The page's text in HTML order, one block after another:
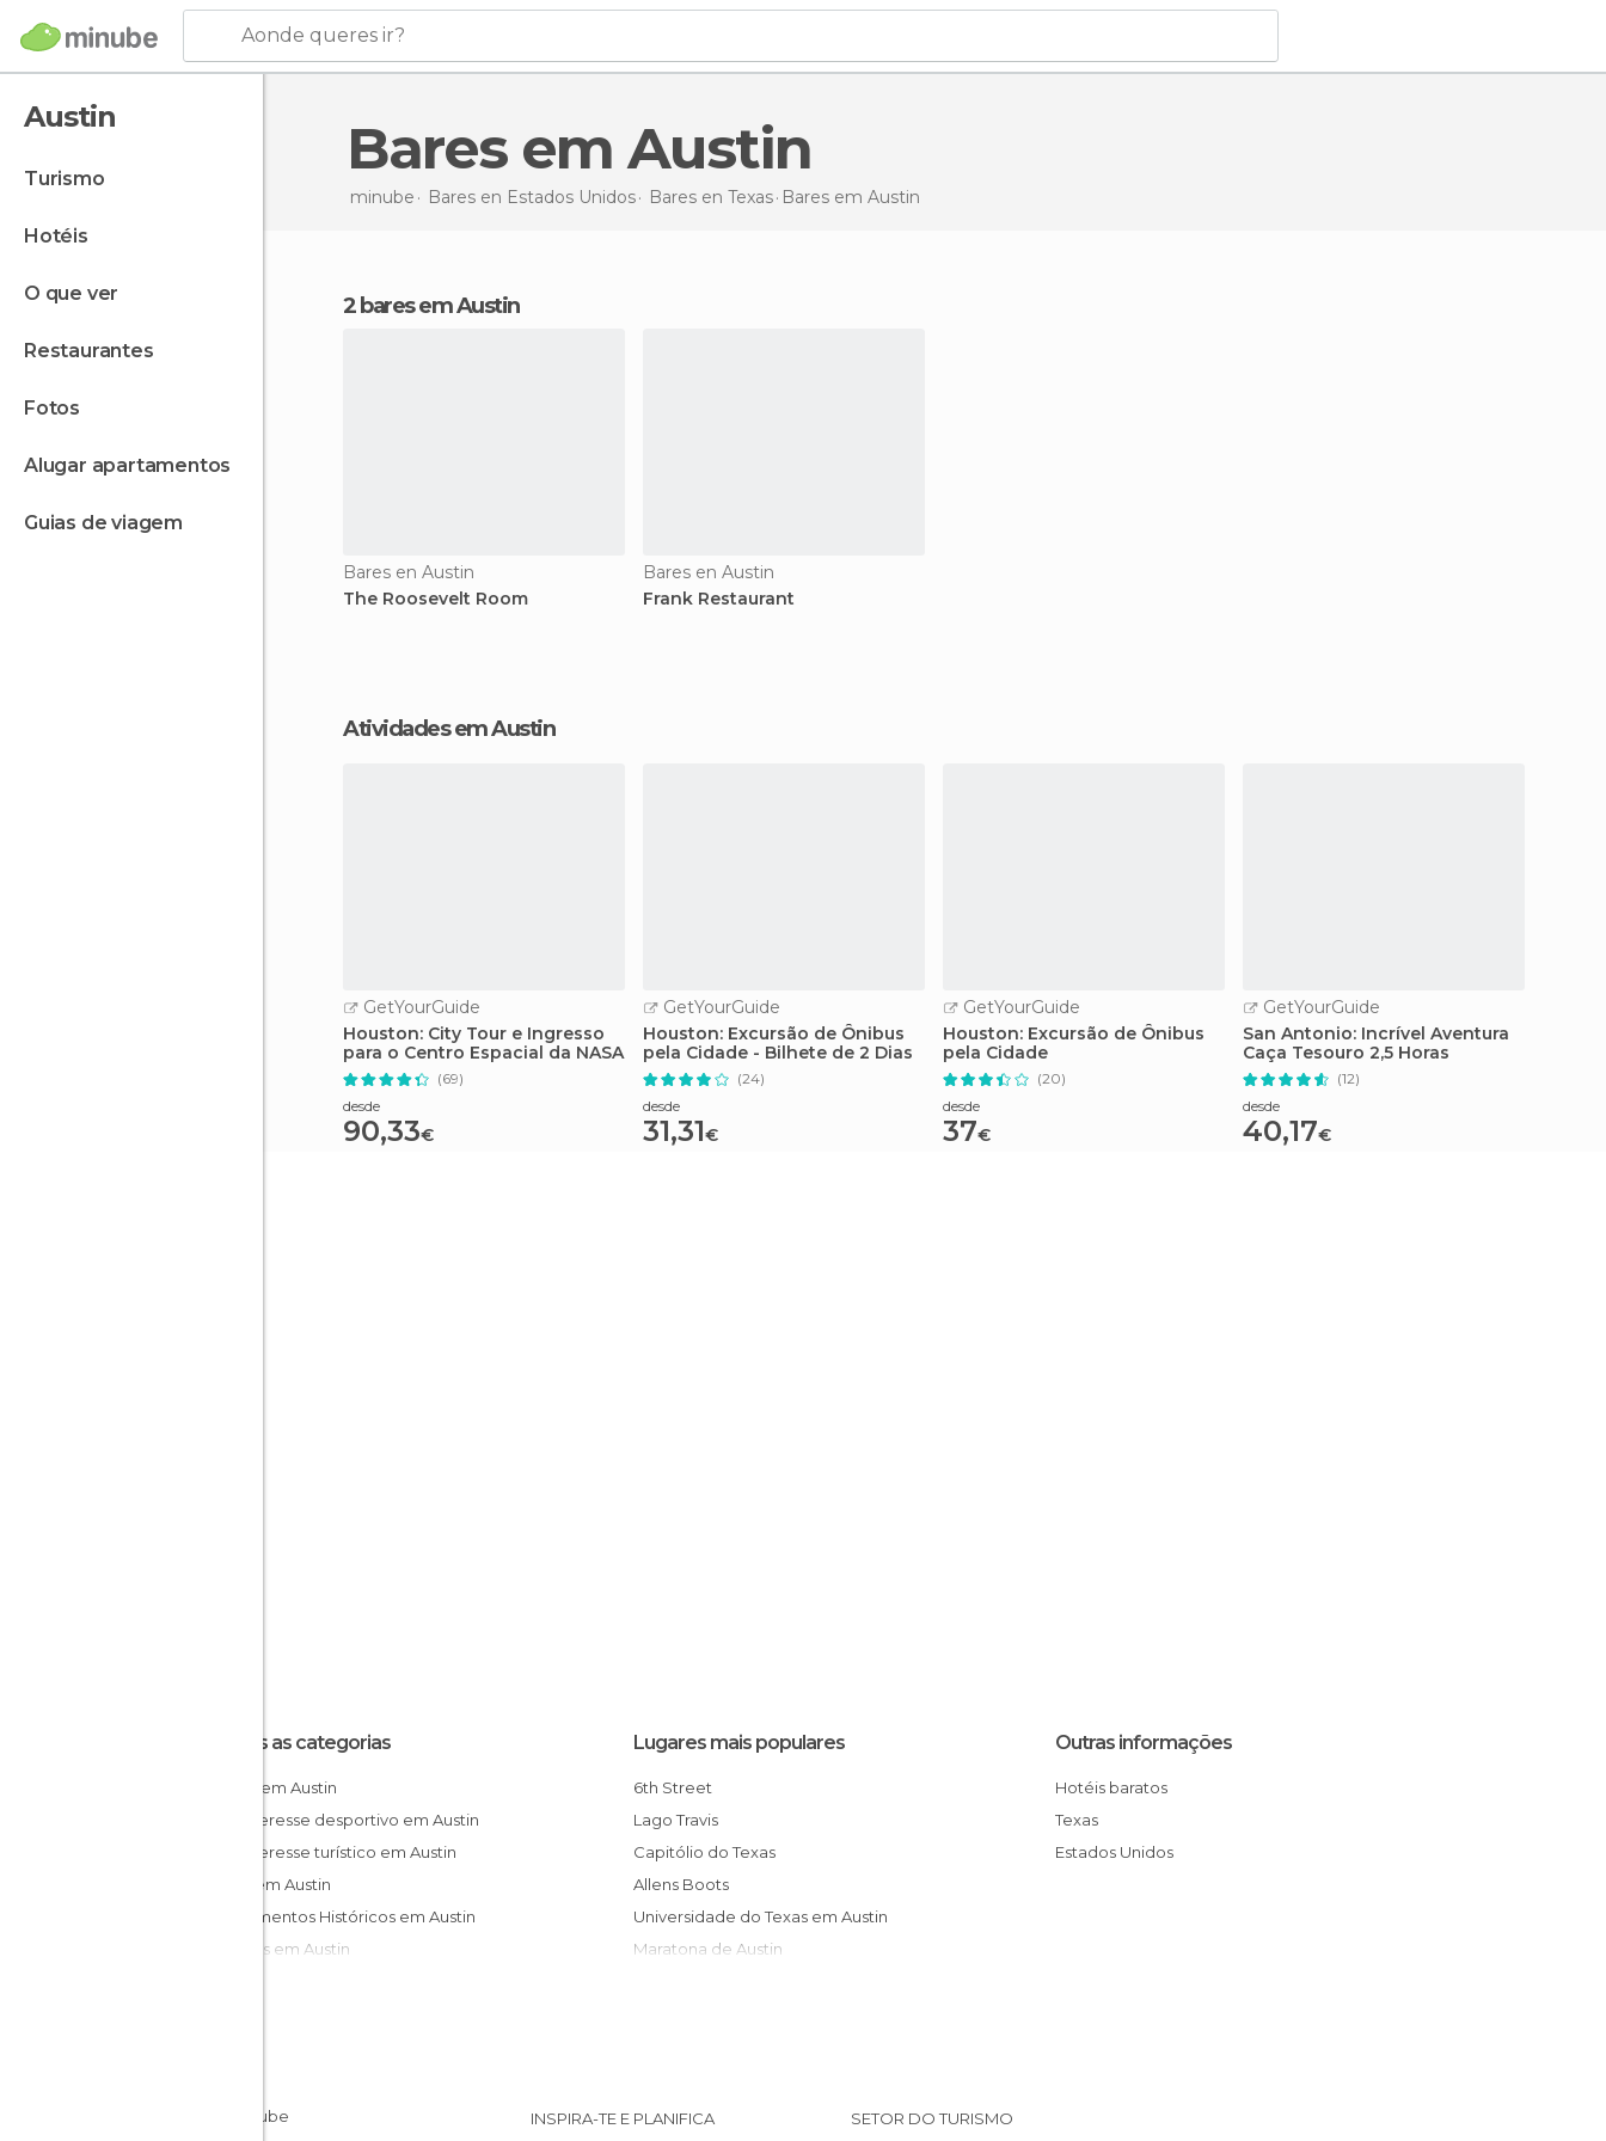
Aonde queres ir?
Austin
turismo
hotéis
o que ver
restaurantes
fotos
alugar apartamentos
guias de viagem
Bares em Austin
minube Bares en Estados Unidos Bares en Texas Bares em Austin
2 bares em Austin
Bares en Austin
The Roosevelt Room
Bares en Austin
Frank Restaurant
Atividades em Austin
GetYourGuide
Houston: City Tour e Ingresso
para o Centro Espacial da NASA
(69)
desde
90,33€
GetYourGuide
Houston: Excursão de Ônibus
pela Cidade - Bilhete de 2 Dias
(24)
desde
31,31€
GetYourGuide
Houston: Excursão de Ônibus
pela Cidade
(20)
desde
37€
GetYourGuide
San Antonio: Incrível Aventura
Caça Tesouro 2,5 Horas
(12)
desde
40,17€
Todas as categorias
Bares em Austin
De interesse desportivo em Austin
De interesse turístico em Austin
Lojas em Austin
Monumentos Históricos em Austin
Museus em Austin
Lugares mais populares
6th Street
Lago Travis
Capitólio do Texas
Allens Boots
Universidade do Texas em Austin
Maratona de Austin
Mount Bonell Park
Outras informações
Hotéis baratos
Texas
Estados Unidos
INSPIRA-TE E PLANIFICA SETOR DO TURISMO